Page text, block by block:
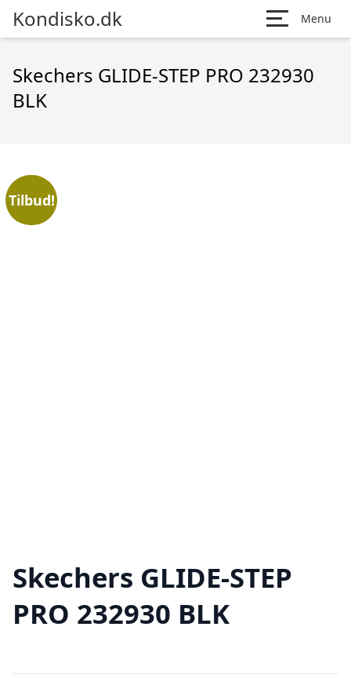
Kondisko.dk Menu
Skechers GLIDE-STEP PRO 232930
BLK
Tilbud!
Skechers GLIDE-STEP
PRO 232930 BLK